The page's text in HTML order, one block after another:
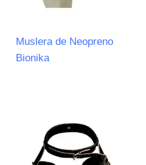
Muslera de Neopreno
Bionika